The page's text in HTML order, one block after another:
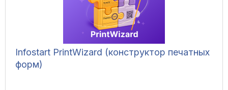
Infostart PrintWizard (конструктор печатных
форм)